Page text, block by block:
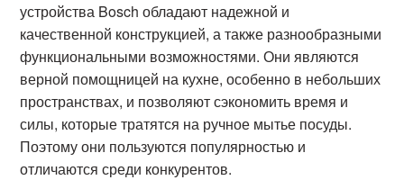
устройства Bosch обладают надежной и
качественной конструкцией, а также разнообразными
функциональными возможностями. Они являются
верной помощницей на кухне, особенно в небольших
пространствах, и позволяют сэкономить время и
силы, которые тратятся на ручное мытье посуды.
Поэтому они пользуются популярностью и
отличаются среди конкурентов.